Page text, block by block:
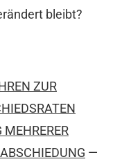
bleibt?
ZUR
MEHRERER
—